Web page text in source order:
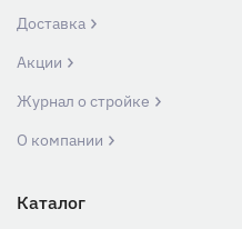
Доставка
Акции
Журнал о стройке
О компании
Каталог